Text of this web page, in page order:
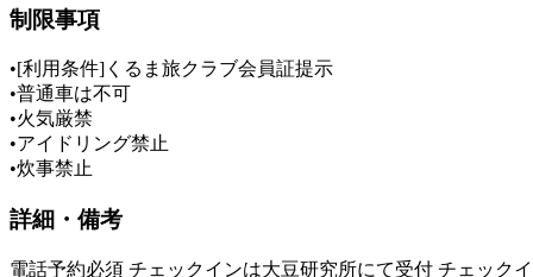
制限事項
•[利用条件]くるま旅クラブ会員証提示
•普通車は不可
•火気厳禁
•アイドリング禁止
•炊事禁止
詳細・備考
電話予約必須 チェックインは大豆研究所にて受付 チェック